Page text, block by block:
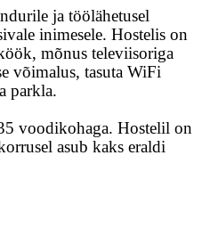
ja töölähetusel
inimesele. Hostelis on
mõnus televiisoriga
võimalus, tasuta WiFi
parkla.
voodikohaga. Hostelil on
asub kaks eraldi